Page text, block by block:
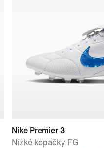
Nike Premier 3
Nízké kopačky FG